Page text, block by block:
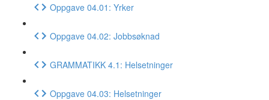
Oppgave 04.01: Yrker
Oppgave 04.02: Jobbsøknad
GRAMMATIKK 4.1: Helsetninger
Oppgave 04.03: Helsetninger